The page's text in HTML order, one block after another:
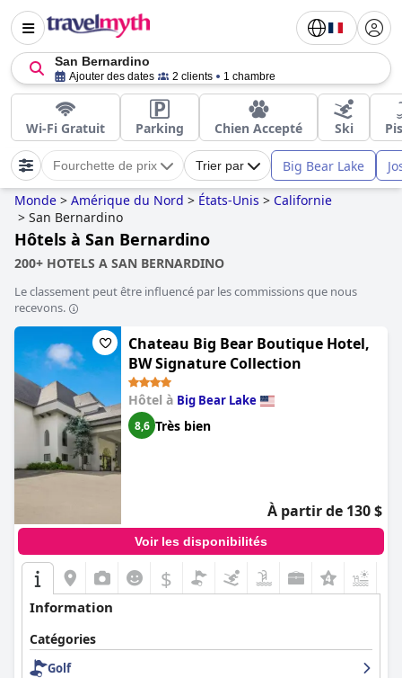
San Bernardino
Ajouter des dates 2 clients 1 chambre
Wi-Fi Gratuit Parking Chien Accepté Ski
Fourchette de prix Trier par Big Bear Lake
Monde > Amérique du Nord > États-Unis > Californie
> San Bernardino
Hôtels à San Bernardino
200+ HOTELS A SAN BERNARDINO
Le classement peut être influencé par les commissions que nous
recevons.
Chateau Big Bear Boutique Hotel,
BW Signature Collection
Hôtel à Big Bear Lake
8,6 Très bien
À partir de 130 $
Voir les disponibilités
$
Information
Catégories
Golf